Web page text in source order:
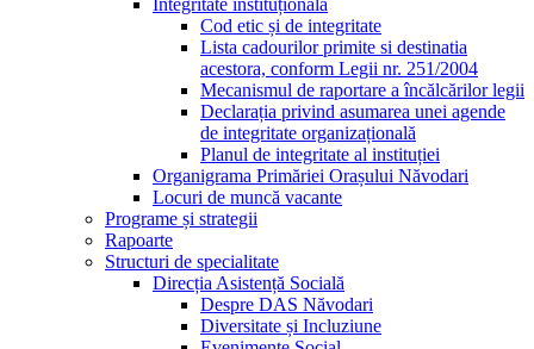
Integritate instituțională
Cod etic și de integritate
Lista cadourilor primite si destinatia
acestora, conform Legii nr. 251/2004
Mecanismul de raportare a încălcărilor legii
Declarația privind asumarea unei agende
de integritate organizațională
Planul de integritate al instituției
Organigrama Primăriei Orașului Năvodari
Locuri de muncă vacante
Programe și strategii
Rapoarte
Structuri de specialitate
Direcția Asistență Socială
Despre DAS Năvodari
Diversitate și Incluziune